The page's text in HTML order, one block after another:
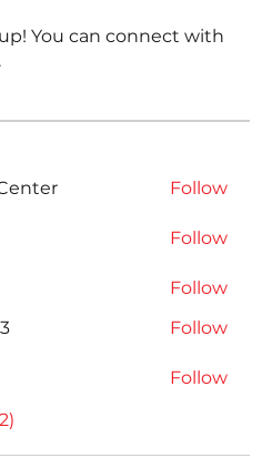
You can connect with
Follow
Follow
Follow
Follow
Follow